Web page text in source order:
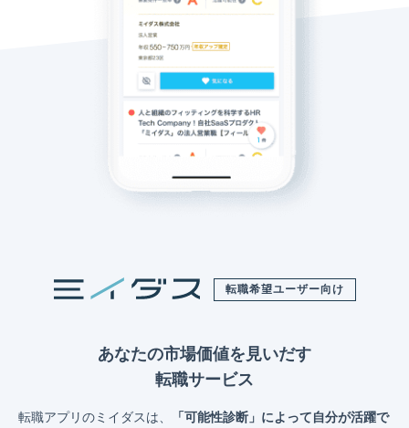
転職希望ユーザー向け
あなたの市場価値を見いだす
転職サービス
転職アプリのミイダスは、
「可能性診断」によって自分が活躍で